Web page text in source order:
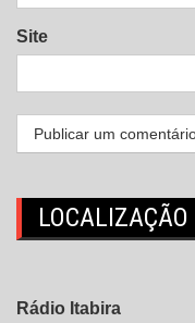
Site
LOCALIZAÇÃO
Rádio Itabira